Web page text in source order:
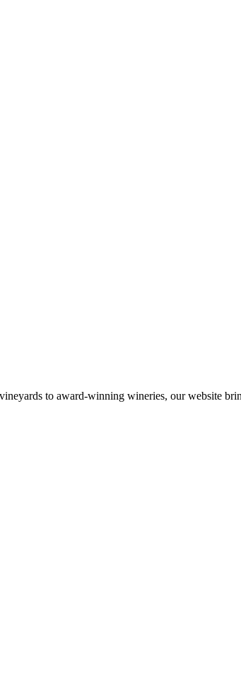
to award-winning wineries, our website